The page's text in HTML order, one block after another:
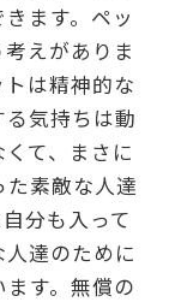
ます。ペッ
えがありま
は精神的な
気持ちは動
て、まさに
素敵な人達
分も入って
達のために
す。無償の